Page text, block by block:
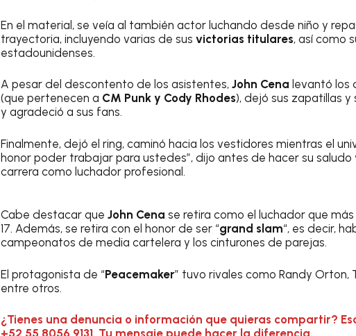
En el material, se veía al también actor luchando desde niño y
trayectoria, incluyendo varias de sus victorias titulares, así como
estadounidenses.
A pesar del descontento de los asistentes, John Cena levantó los
(que pertenecen a CM Punk y Cody Rhodes), dejó sus zapatillas y
y agradeció a sus fans.
Finalmente, dejó el ring, caminó hacia los vestidores mientras el
honor poder trabajar para ustedes”, dijo antes de hacer su saludo
carrera como luchador profesional.
Cabe destacar que John Cena se retira como el luchador que
17. Además, se retira con el honor de ser “grand slam“, es decir,
campeonatos de media cartelera y los cinturones de parejas.
El protagonista de “Peacemaker” tuvo rivales como Randy Orton,
entre otros.
¿Tienes una denuncia o información que quieras compartir?
+52 55 8056 9131. Tu mensaje puede hacer la diferencia.